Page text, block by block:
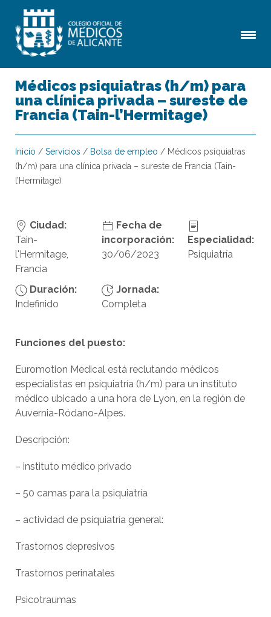
Médicos psiquiatras (h/m) para
una clínica privada – sureste de
Francia (Tain-l’Hermitage)
Inicio / Servicios / Bolsa de empleo / Médicos psiquiatras
(h/m) para una clínica privada – sureste de Francia (Tain-
l’Hermitage)
Ciudad:
Tain-
l'Hermitage,
Francia
Fecha de
incorporación:
30/06/2023
Especialidad:
Psiquiatría
Duración:
Indefinido
Jornada:
Completa
Funciones del puesto:
Euromotion Medical está reclutando médicos
especialistas en psiquiatría (h/m) para un instituto
médico ubicado a una hora de Lyon, en la región de
Auvernia-Ródano-Alpes.
Descripción:
– instituto médico privado
– 50 camas para la psiquiatría
– actividad de psiquiatría general:
Trastornos depresivos
Trastornos perinatales
Psicotraumas